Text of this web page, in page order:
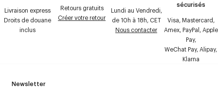
Livraison express
Droits de douane
inclus
Retours gratuits
Créer votre retour
Lundi au Vendredi,
de 10h à 18h, CET
Nous contacter
sécurisés
Visa, Mastercard,
Amex, PayPal, Apple
Pay,
WeChat Pay, Alipay,
Klarna
Newsletter